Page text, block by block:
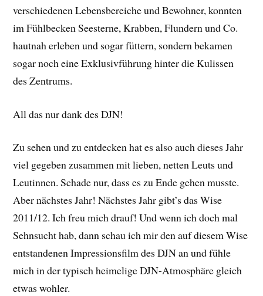
verschiedenen Lebensbereiche und Bewohner, konnten
im Fühlbecken Seesterne, Krabben, Flundern und Co.
hautnah erleben und sogar füttern, sondern bekamen
sogar noch eine Exklusivführung hinter die Kulissen
des Zentrums.
All das nur dank des DJN!
Zu sehen und zu entdecken hat es also auch dieses Jahr
viel gegeben zusammen mit lieben, netten Leuts und
Leutinnen. Schade nur, dass es zu Ende gehen musste.
Aber nächstes Jahr! Nächstes Jahr gibt’s das Wise
2011/12. Ich freu mich drauf! Und wenn ich doch mal
Sehnsucht hab, dann schau ich mir den auf diesem Wise
entstandenen Impressionsfilm des DJN an und fühle
mich in der typisch heimelige DJN-Atmosphäre gleich
etwas wohler.